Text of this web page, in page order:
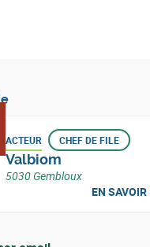
ACTEUR CHEF DE FILE
Valbiom
5030 Gembloux
EN SAVOIR